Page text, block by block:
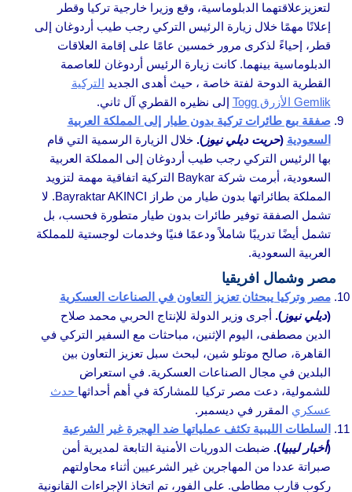
لتعزيزعلاقتهما الدبلوماسية، وقع وزيرا خارجية تركيا وقطر
إعلانًا مهمًا خلال زيارة الرئيس التركي رجب طيب أردوغان إلى
قطر، إحياءً لذكرى مرور خمسين عامًا على إقامة العلاقات
الدبلوماسية بينهما. كانت زيارة الرئيس أردوغان للعاصمة
القطرية الدوحة لفتة خاصة ، حيث أهدى الجديد التركية
Gemlik الأزرق Togg
إلى نظيره القطري آل ثاني.
صفقة بيع طائرات تركية بدون طيار إلى المملكة العربية
السعودية (حريت ديلي نيوز).خلال الزيارة الرسمية التي قام
بها الرئيس التركي رجب طيب أردوغان إلى المملكة العربية
السعودية، أبرمت شركة Baykar التركية اتفاقية مهمة لتزويد
المملكة بطائراتها بدون طيار من طراز Bayraktar AKINCI. لا
تشمل الصفقة توفير طائرات بدون طيار متطورة فحسب، بل
تشمل أيضًا تدريبًا شاملاً ودعمًا فنيًا وخدمات لوجستية للمملكة
العربية السعودية.
مصر وشمال افريقيا
مصر وتركيا يبحثان تعزيز التعاون في الصناعات العسكرية
(ديلي نيوز). أجرى وزير الدولة للإنتاج الحربي محمد صلاح
الدين مصطفى، اليوم الإثنين، مباحثات مع السفير التركي في
القاهرة، صالح موتلو شين، لبحث سبل تعزيز التعاون بين
البلدين في مجال الصناعات العسكرية. في استعراض
للشمولية، دعت مصر تركيا للمشاركة في أهم أحداثها حدث
عسكري المقرر في ديسمبر.
السلطات الليبية تكثف عملياتها ضد الهجرة غير الشرعية
(أخبار ليبيا). ضبطت الدوريات الأمنية التابعة لمديرية أمن
صبراتة عددا من المهاجرين غير الشرعيين أثناء محاولتهم
ركوب قارب مطاطي. على الفور، تم اتخاذ الإجراءات القانونية